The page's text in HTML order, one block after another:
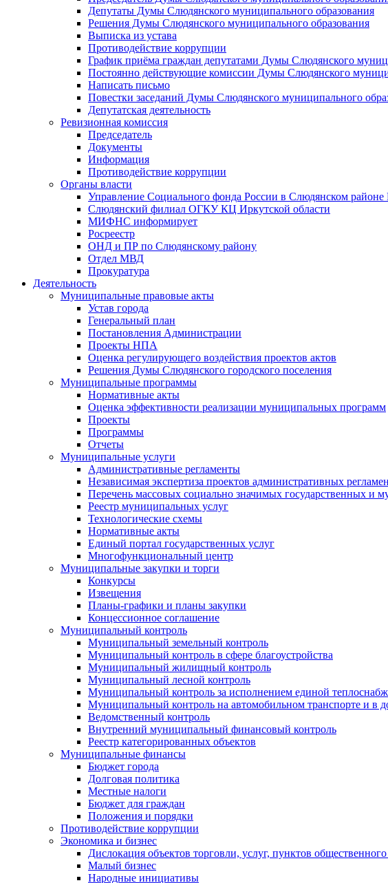
Депутаты Думы Слюдянского муниципального образования
Решения Думы Слюдянского муниципального образования
Выписка из устава
Противодействие коррупции
График приёма граждан депутатами Думы Слюдянского
Постоянно действующие комиссии Думы Слюдянского
Написать письмо
Повестки заседаний Думы Слюдянского муниципального
Депутатская деятельность
Ревизионная комиссия
Председатель
Документы
Информация
Противодействие коррупции
Органы власти
Управление Социального фонда России в Слюдянском районе
Слюдянский филиал ОГКУ КЦ Иркутской области
МИФНС информирует
Росреестр
ОНД и ПР по Слюдянскому району
Отдел МВД
Прокуратура
Деятельность
Муниципальные правовые акты
Устав города
Генеральный план
Постановления Администрации
Проекты НПА
Оценка регулирующего воздействия проектов актов
Решения Думы Слюдянского городского поселения
Муниципальные программы
Нормативные акты
Оценка эффективности реализации муниципальных программ
Проекты
Программы
Отчеты
Муниципальные услуги
Административные регламенты
Независимая экспертиза проектов административных
Перечень массовых социально значимых государственных и
Реестр муниципальных услуг
Технологические схемы
Нормативные акты
Единый портал государственных услуг
Многофункциональный центр
Муниципальные закупки и торги
Конкурсы
Извещения
Планы-графики и планы закупки
Концессионное соглашение
Муниципальный контроль
Муниципальный земельный контроль
Муниципальный контроль в сфере благоустройства
Муниципальный жилищный контроль
Муниципальный лесной контроль
Муниципальный контроль за исполнением единой
Муниципальный контроль на автомобильном транспорте и в
Ведомственный контроль
Внутренний муниципальный финансовый контроль
Реестр категорированных объектов
Муниципальные финансы
Бюджет города
Долговая политика
Местные налоги
Бюджет для граждан
Положения и порядки
Противодействие коррупции
Экономика и бизнес
Дислокация объектов торговли, услуг, пунктов
Малый бизнес
Народные инициативы